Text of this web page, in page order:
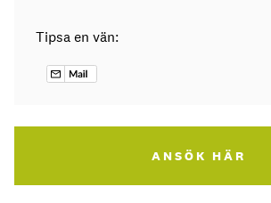
Tipsa en vän:
ANSÖK HÄR